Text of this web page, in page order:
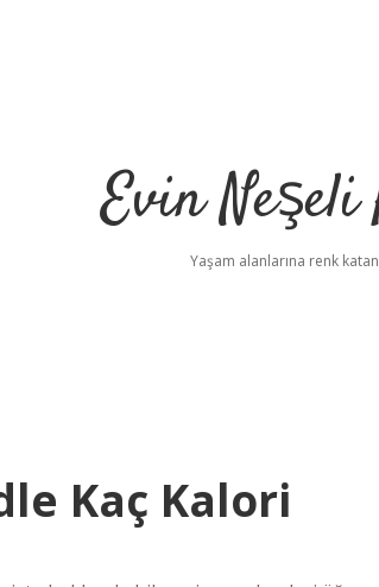
Evin Neşeli
Yaşam alanlarına renk
Kaç Kalori